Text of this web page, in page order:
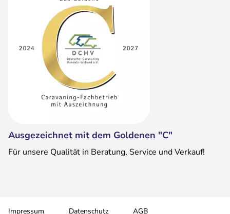
Ausgezeichnet mit dem Goldenen "C"
Für unsere Qualität in Beratung, Service und Verkauf!
Impressum Datenschutz AGB